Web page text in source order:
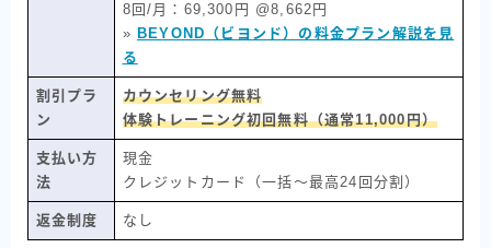
8回/月：69,300円 @8,662円
» BEYOND（ビヨンド）の料金プラン解説を見
る
割引プラ
ン
カウンセリング無料
体験トレーニング初回無料（通常11,000円）
支払い方
法
現金
クレジットカード（一括〜最高24回分割）
返金制度 なし